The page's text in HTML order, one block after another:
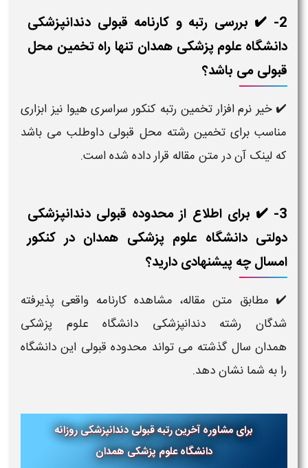
2- ✔️ بررسی رتبه و کارنامه قبولی دندانپزشکی
دانشگاه علوم پزشکی همدان تنها راه تخمین محل
قبولی می باشد؟
✔️ خیر نرم افزار تخمین رتبه کنکور سراسری هیوا نیز ابزاری
مناسب برای تخمین رشته محل قبولی داوطلب می باشد
که لینک آن در متن مقاله قرار داده شده است.
3- ✔️ برای اطلاع از محدوده قبولی دندانپزشکی
دولتی دانشگاه علوم پزشکی همدان در کنکور
امسال چه پیشنهادی دارید؟
✔️ مطابق متن مقاله، مشاهده کارنامه واقعی پذیرفته
شدگان رشته دندانپزشکی دانشگاه علوم پزشکی
همدان سال گذشته می تواند محدوده قبولی این دانشگاه
را به شما نشان دهد.
برای مشاوره آخرین رتبه قبولی دندانپزشکی روزانه
دانشگاه علوم پزشکی همدان